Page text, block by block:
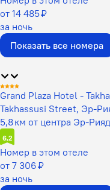
от 14 485 ₽
за ночь
Показать все номера
Grand Plaza Hotel -
Takhassusi Street, Эр-
5,8 км от центра Эр-
6,2
Номер в этом отеле
от 7 306 ₽
за ночь